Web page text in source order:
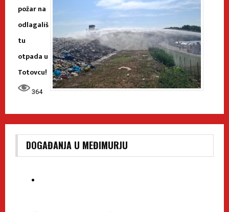
požar na
odlagališ
tu
otpada u
Totovcu!
364
DOGAĐANJA U MEĐIMURJU